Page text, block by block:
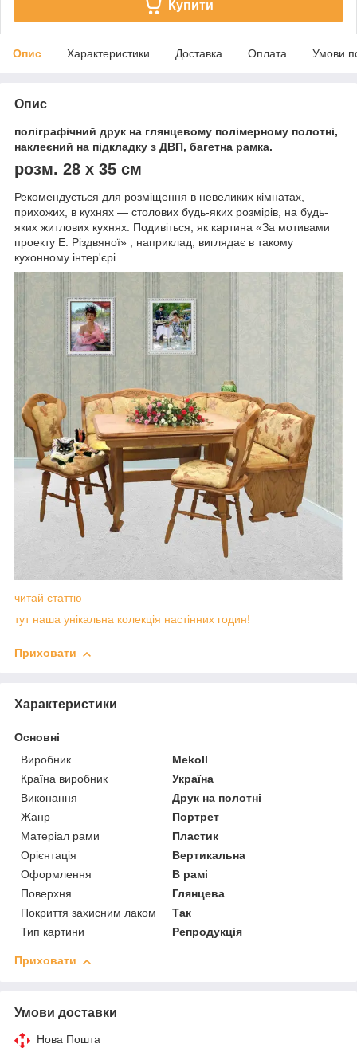
Купити
Опис Характеристики Доставка Оплата Умови
Опис
поліграфічний друк на глянцевому полімерному полотні,
наклеєний на підкладку з ДВП, багетна рамка.
розм. 28 х 35 см
Рекомендується для розміщення в невеликих кімнатах,
прихожих, в кухнях ― столових будь-яких розмірів, на будь-
яких житлових кухнях. Подивіться, як картина «За мотивами
проекту Е. Різдвяної» , наприклад, виглядає в такому
кухонному інтер'єрі.
читай статтю
тут наша унікальна колекція настінних годин!
Приховати
Характеристики
Основні
Виробник
Mekoll
Країна виробник
Україна
Виконання
Друк на полотні
Жанр
Портрет
Матеріал рами
Пластик
Орієнтація
Вертикальна
Оформлення
В рамі
Поверхня
Глянцева
Покриття захисним лаком
Так
Тип картини
Репродукція
Приховати
Умови доставки
Нова Пошта